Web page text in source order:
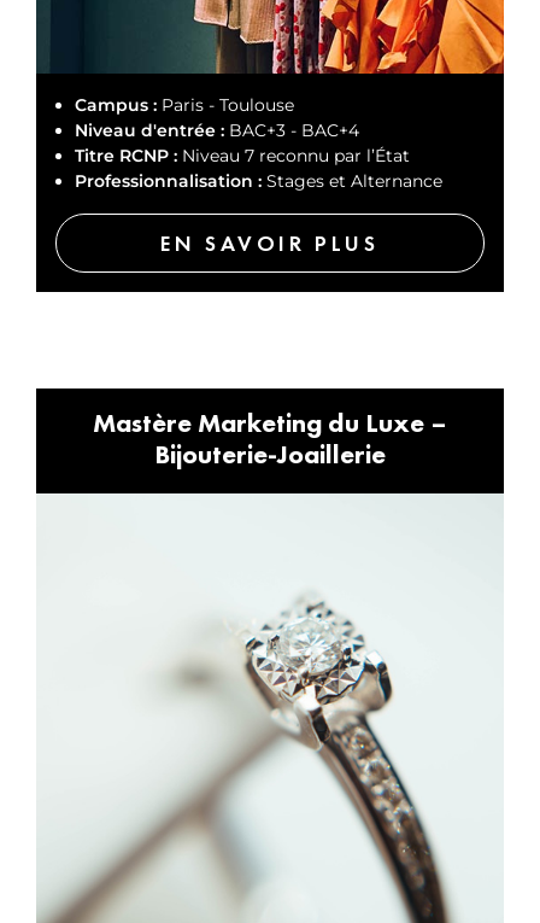
Campus : Paris - Toulouse
Niveau d'entrée : BAC+3 - BAC+4
Titre RCNP : Niveau 7 reconnu par l’État
Professionnalisation : Stages et Alternance
EN SAVOIR PLUS
Mastère Marketing du Luxe –
Bijouterie-Joaillerie